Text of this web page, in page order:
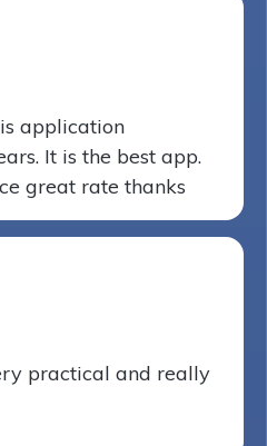
application
It is the best app.
great rate thanks
practical and really